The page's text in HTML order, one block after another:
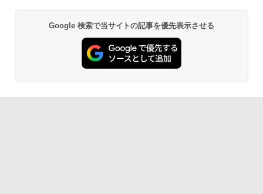
Google 検索で当サイトの記事を優先表示させる